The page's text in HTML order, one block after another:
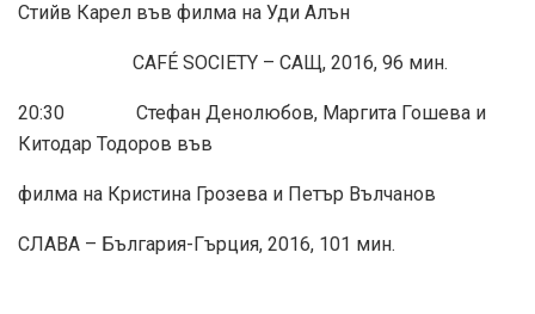
Стийв Карел във филма на Уди Алън
CAFÉ SOCIETY – САЩ, 2016, 96 мин.
20:30 Стефан Денолюбов, Маргита Гошева и
Китодар Тодоров във
филма на Кристина Грозева и Петър Вълчанов
СЛАВА – България-Гърция, 2016, 101 мин.